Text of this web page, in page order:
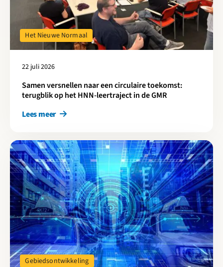
22 juli 2026
Samen versnellen naar een circulaire toekomst:
terugblik op het HNN-leertraject in de GMR
Het Nieuwe Normaal
Lees meer
Gebiedsontwikkeling
Lees meer over Digitalisering als sleutel voor snellere en